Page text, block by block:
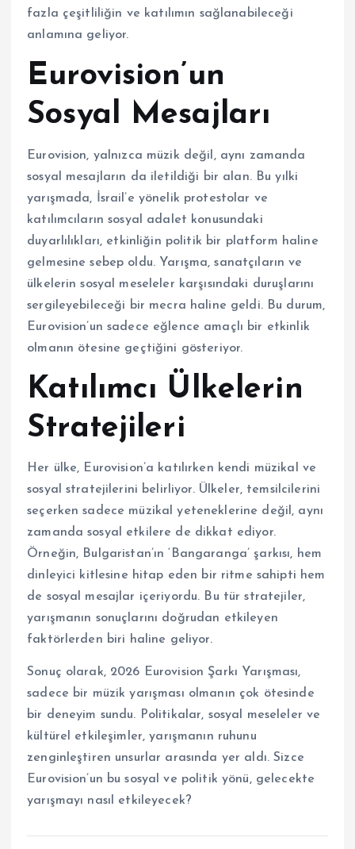
fazla çeşitliliğin ve katılımın sağlanabileceği
anlamına geliyor.
Eurovision’un
Sosyal Mesajları
Eurovision, yalnızca müzik değil, aynı zamanda
sosyal mesajların da iletildiği bir alan. Bu yılki
yarışmada, İsrail’e yönelik protestolar ve
katılımcıların sosyal adalet konusundaki
duyarlılıkları, etkinliğin politik bir platform haline
gelmesine sebep oldu. Yarışma, sanatçıların ve
ülkelerin sosyal meseleler karşısındaki duruşlarını
sergileyebileceği bir mecra haline geldi. Bu durum,
Eurovision’un sadece eğlence amaçlı bir etkinlik
olmanın ötesine geçtiğini gösteriyor.
Katılımcı Ülkelerin
Stratejileri
Her ülke, Eurovision’a katılırken kendi müzikal ve
sosyal stratejilerini belirliyor. Ülkeler, temsilcilerini
seçerken sadece müzikal yeteneklerine değil, aynı
zamanda sosyal etkilere de dikkat ediyor.
Örneğin, Bulgaristan’ın ‘Bangaranga’ şarkısı, hem
dinleyici kitlesine hitap eden bir ritme sahipti hem
de sosyal mesajlar içeriyordu. Bu tür stratejiler,
yarışmanın sonuçlarını doğrudan etkileyen
faktörlerden biri haline geliyor.
Sonuç olarak, 2026 Eurovision Şarkı Yarışması,
sadece bir müzik yarışması olmanın çok ötesinde
bir deneyim sundu. Politikalar, sosyal meseleler ve
kültürel etkileşimler, yarışmanın ruhunu
zenginleştiren unsurlar arasında yer aldı. Sizce
Eurovision’un bu sosyal ve politik yönü, gelecekte
yarışmayı nasıl etkileyecek?